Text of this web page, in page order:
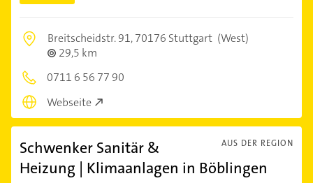
Breitscheidstr. 91,70176 Stuttgart (West)
29,5 km
0711 6 56 77 90
Webseite
AUS DER REGION
Schwenker Sanitär &
Heizung | Klimaanlagen in Böblingen